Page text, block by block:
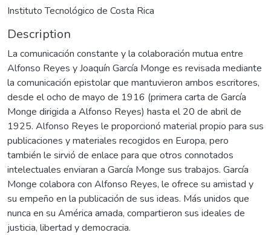
Instituto Tecnológico de Costa Rica
Description
La comunicación constante y la colaboración mutua entre
Alfonso Reyes y Joaquín García Monge es revisada mediante
la comunicación epistolar que mantuvieron ambos escritores,
desde el ocho de mayo de 1916 (primera carta de García
Monge dirigida a Alfonso Reyes) hasta el 20 de abril de
1925. Alfonso Reyes le proporcionó material propio para sus
publicaciones y materiales recogidos en Europa, pero
también le sirvió de enlace para que otros connotados
intelectuales enviaran a García Monge sus trabajos. García
Monge colabora con Alfonso Reyes, le ofrece su amistad y
su empeño en la publicación de sus ideas. Más unidos que
nunca en su América amada, compartieron sus ideales de
justicia, libertad y democracia.